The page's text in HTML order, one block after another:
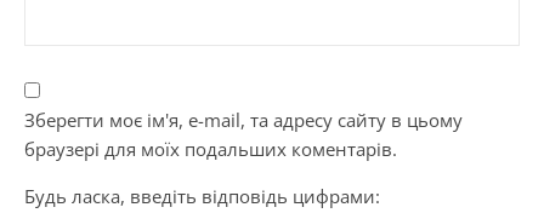
Зберегти моє ім'я, e-mail, та адресу сайту в цьому
браузері для моїх подальших коментарів.
Будь ласка, введіть відповідь цифрами: